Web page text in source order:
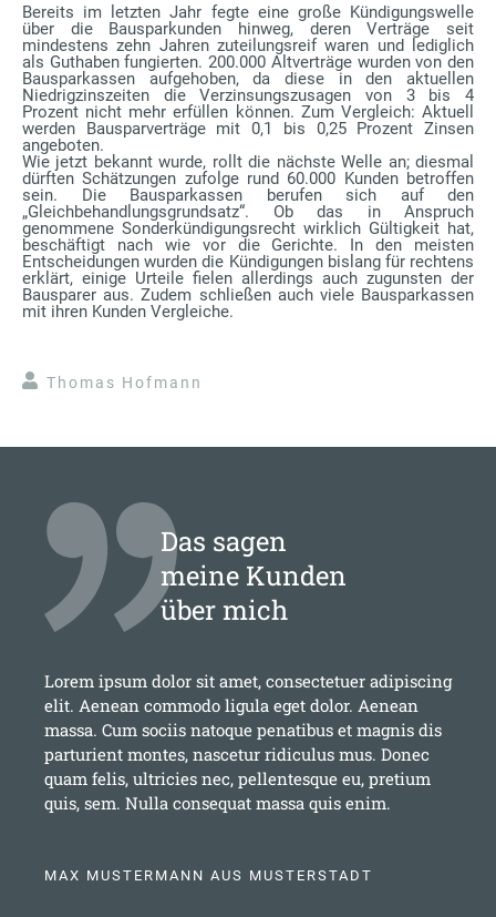
Bereits im letzten Jahr fegte eine große Kündigungswelle
über die Bausparkunden hinweg, deren Verträge seit
mindestens zehn Jahren zuteilungsreif waren und lediglich
als Guthaben fungierten. 200.000 Altverträge wurden von den
Bausparkassen aufgehoben, da diese in den aktuellen
Niedrigzinszeiten die Verzinsungszusagen von 3 bis 4
Prozent nicht mehr erfüllen können. Zum Vergleich: Aktuell
werden Bausparverträge mit 0,1 bis 0,25 Prozent Zinsen
angeboten.
Wie jetzt bekannt wurde, rollt die nächste Welle an; diesmal
dürften Schätzungen zufolge rund 60.000 Kunden betroffen
sein. Die Bausparkassen berufen sich auf den
„Gleichbehandlungsgrundsatz“. Ob das in Anspruch
genommene Sonderkündigungsrecht wirklich Gültigkeit hat,
beschäftigt nach wie vor die Gerichte. In den meisten
Entscheidungen wurden die Kündigungen bislang für rechtens
erklärt, einige Urteile fielen allerdings auch zugunsten der
Bausparer aus. Zudem schließen auch viele Bausparkassen
mit ihren Kunden Vergleiche.
Thomas Hofmann
Das sagen
meine Kunden
über mich
Lorem ipsum dolor sit amet, consectetuer adipiscing
elit. Aenean commodo ligula eget dolor. Aenean
massa. Cum sociis natoque penatibus et magnis dis
parturient montes, nascetur ridiculus mus. Donec
quam felis, ultricies nec, pellentesque eu, pretium
quis, sem. Nulla consequat massa quis enim.
MAX MUSTERMANN AUS MUSTERSTADT